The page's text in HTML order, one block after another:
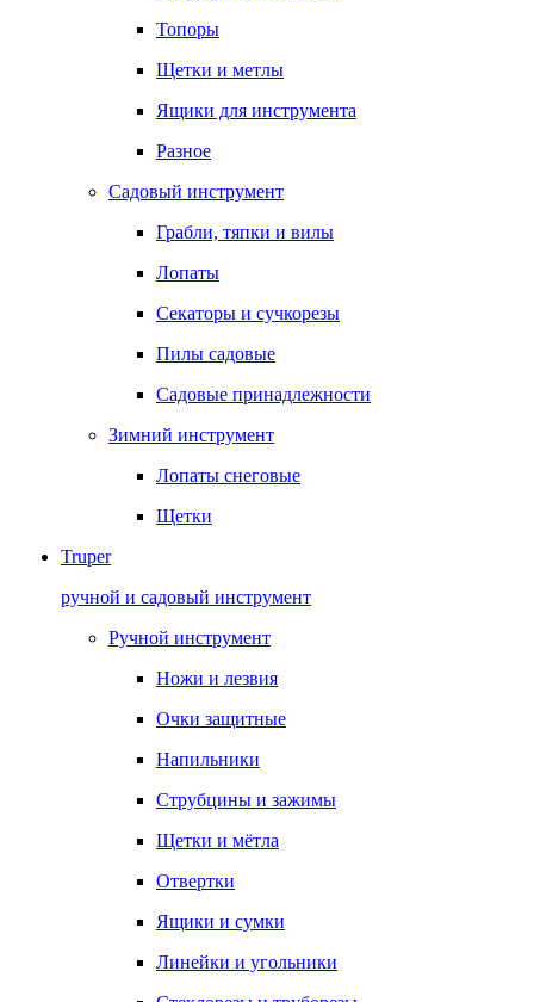
Топоры
Щетки и метлы
Ящики для инструмента
Разное
Садовый инструмент
Грабли, тяпки и вилы
Лопаты
Секаторы и сучкорезы
Пилы садовые
Садовые принадлежности
Зимний инструмент
Лопаты снеговые
Щетки
Truper
ручной и садовый инструмент
Ручной инструмент
Ножи и лезвия
Очки защитные
Напильники
Струбцины и зажимы
Щетки и мётла
Отвертки
Ящики и сумки
Линейки и угольники